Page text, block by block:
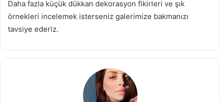
Daha fazla küçük dükkan dekorasyon fikirleri ve şık
örnekleri incelemek isterseniz galerimize bakmanızı
tavsiye ederiz.